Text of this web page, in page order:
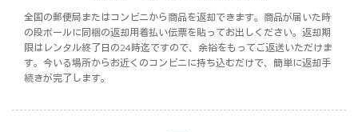
全国の郵便局またはコンビニから商品を返却できます。商品が届いた時
の段ボールに同梱の返却用着払い伝票を貼ってお出しください。返却期
限はレンタル終了日の24時迄ですので、余裕をもってご返送いただけま
す。今いる場所からお近くのコンビニに持ち込むだけで、簡単に返却手
続きが完了します。